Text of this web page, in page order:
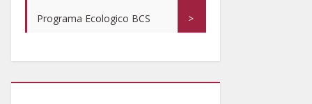
Programa Ecologico BCS >